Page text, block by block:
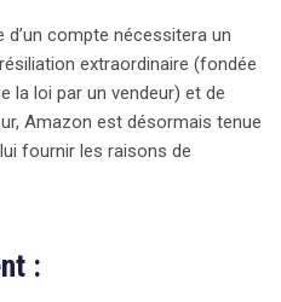
d’un compte nécessitera un
extraordinaire (fondée
la loi par un vendeur) et de
Amazon est désormais tenue
fournir les raisons de
: